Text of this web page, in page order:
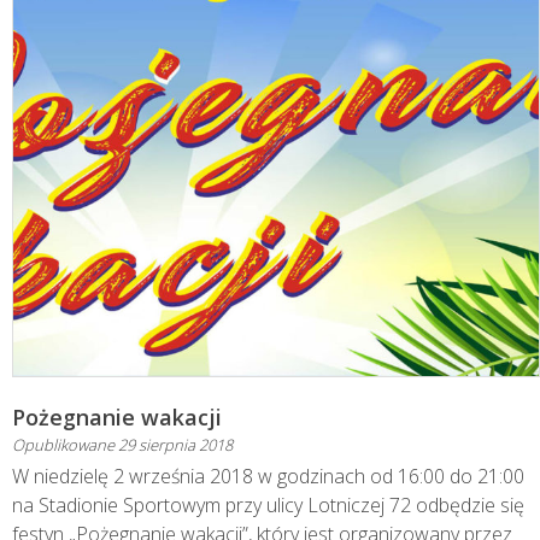
Pożegnanie wakacji
Opublikowane29 sierpnia 2018
W niedzielę 2 września 2018 w godzinach od 16:00 do 21:00
na Stadionie Sportowym przy ulicy Lotniczej 72 odbędzie się
festyn „Pożegnanie wakacji”, który jest organizowany przez